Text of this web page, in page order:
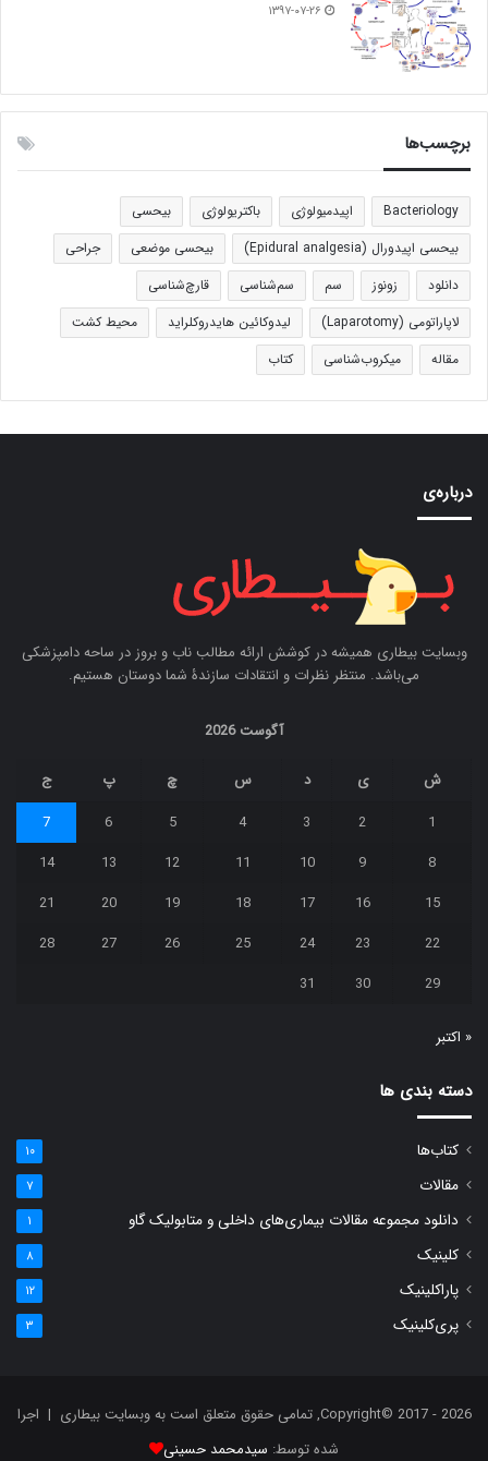
۱۳۹۷-۰۷-۲۶
برچسب‌ها
Bacteriology اپیدمیولوژی باکتریولوژی
بیحسی
بیحسی اپیدورال (Epidural analgesia)
بیحسی موضعی
جراحی
دانلود
زونوز سم سم‌شناسی
قارچ‌شناسی
لاپاراتومی (Laparotomy)
لیدوکائین هایدروکلراید
محیط کشت
مقاله
میکروب‌شناسی کتاب
درباره‌ی
وبسایت بیطاری همیشه در کوشش ارائه مطالب ناب و بروز در ساحه دامپزشکی
می‌باشد. منتظر نظرات و انتقادات سازندۀ شما دوستان هستیم.
آگوست 2026
ش ی د س چ پ
ج
1
2
3
4
5
6
7
8
9
10
11
12
13
14
15
16
17
18
19
20
21
22
23
24
25
26
27
28
29
30
31
« اکتبر
دسته بندی ها
کتاب‌ها ۱۰
مقالات ۷
دانلود مجموعه مقالات بیماری‌های داخلی و متابولیک گاو ۱
کلینیک ۸
پاراکلینیک ۱۲
پری‌کلینیک ۳
Copyright© 2017 - 2026, تمامی حقوق متعلق است به وبسایت بیطاری | اجرا
شده توسط: سیدمحمد حسینی